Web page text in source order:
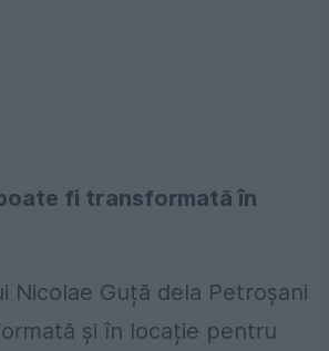
fi transformată în
Nicolae Guță dela Petroșani
și în locație pentru